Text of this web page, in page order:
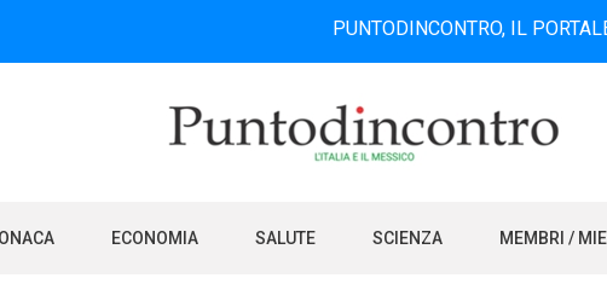
PUNTODINCONTRO, IL PORTALE
ECONOMIA SALUTE SCIENZA MEMBRI /